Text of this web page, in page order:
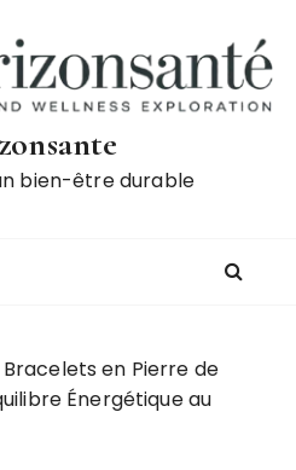
bien-être durable
en Pierre de
Énergétique au